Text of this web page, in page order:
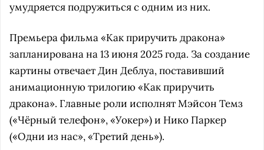
умудряется подружиться с одним из них.
Премьера фильма «Как приручить дракона»
запланирована на 13 июня 2025 года. За создание
картины отвечает Дин Деблуа, поставивший
анимационную трилогию «Как приручить
дракона». Главные роли исполнят Мэйсон Темз
(«Чёрный телефон», «Уокер») и Нико Паркер
(«Одни из нас», «Третий день»).